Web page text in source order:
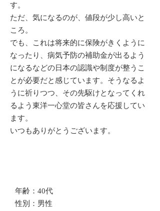
す。
ただ、気になるのが、値段が少し高いと
ころ。
でも、これは将来的に保険がきくように
なったり、病気予防の補助金が出るよう
になるなどの日本の認識や制度が整うこ
とが必要だと感じています。そうなるよ
うに祈りつつ、その先駆けとなってくれ
るよう東洋一心堂の皆さんを応援してい
ます。
いつもありがとうございます。
年齢：40代
​性別：男性